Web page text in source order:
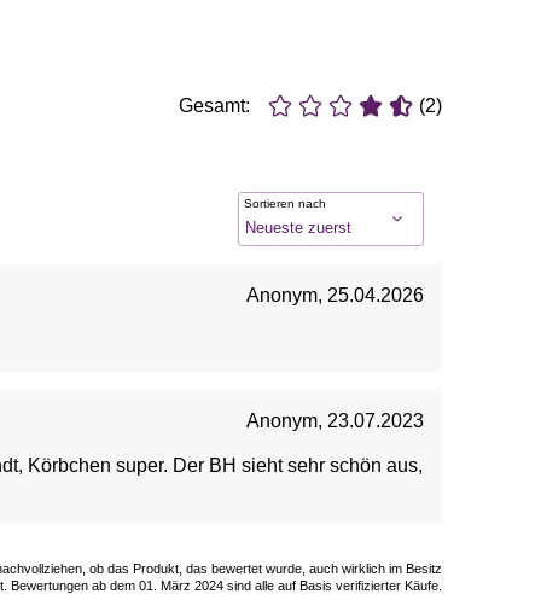
Gesamt: (2)
Sortieren nach
Anonym, 25.04.2026
Anonym, 23.07.2023
Körbchen super. Der BH sieht sehr schön aus,
ob das Produkt, das bewertet wurde, auch wirklich im Besitz
Bewertungen ab dem 01. März 2024 sind alle auf Basis verifizierter Käufe.